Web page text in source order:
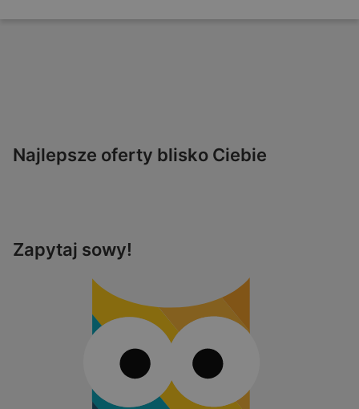
Najlepsze oferty blisko Ciebie
Zapytaj sowy!